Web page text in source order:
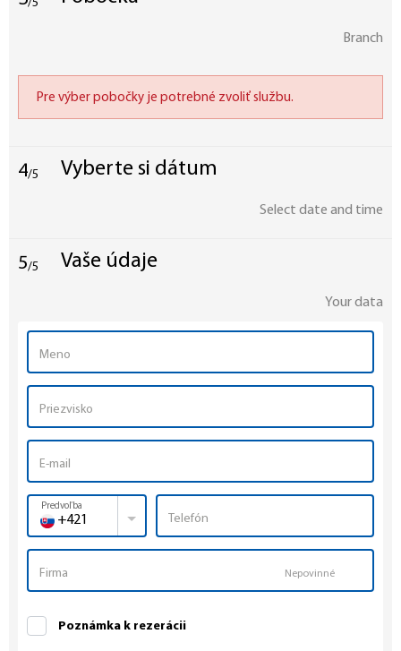
/5
Branch
Pre výber pobočky je potrebné zvoliť službu.
4/5 Vyberte si dátum
Select date and time
5/5 Vaše údaje
Your data
Predvoľba
+421
Nepovinné
Poznámka k rezerácii